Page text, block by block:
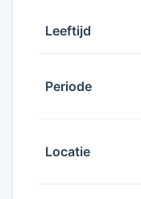
Leeftijd
Periode
Locatie